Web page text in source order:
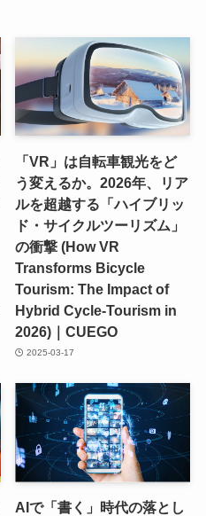
「VR」は自転車観光をど
う変えるか。2026年、リア
ルを超越する「ハイブリッ
ド・サイクルツーリズム」
の衝撃 (How VR
Transforms Bicycle
Tourism: The Impact of
Hybrid Cycle-Tourism in
2026)｜CUEGO
2025-03-17
AIで「書く」時代の落とし